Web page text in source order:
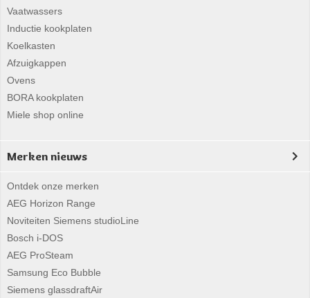
Vaatwassers
Inductie kookplaten
Koelkasten
Afzuigkappen
Ovens
BORA kookplaten
Miele shop online
Merken nieuws
Ontdek onze merken
AEG Horizon Range
Noviteiten Siemens studioLine
Bosch i-DOS
AEG ProSteam
Samsung Eco Bubble
Siemens glassdraftAir